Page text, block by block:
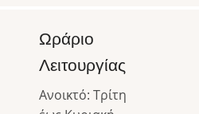
Ωράριο
Λειτουργίας
Ανοικτό: Τρίτη